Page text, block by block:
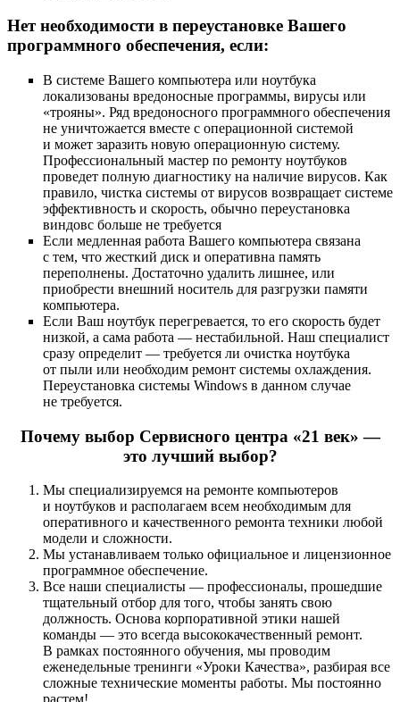
Нет необходимости в переустановке Вашего
программного обеспечения, если:
В системе Вашего компьютера или ноутбука
локализованы вредоносные программы, вирусы или
«трояны». Ряд вредоносного программного обеспечения
не уничтожается вместе с операционной системой
и может заразить новую операционную систему.
Профессиональный мастер по ремонту ноутбуков
проведет полную диагностику на наличие вирусов. Как
правило, чистка системы от вирусов возвращает системе
эффективность и скорость, обычно переустановка
виндовс больше не требуется
Если медленная работа Вашего компьютера связана
с тем, что жесткий диск и оперативна память
переполнены. Достаточно удалить лишнее, или
приобрести внешний носитель для разгрузки памяти
компьютера.
Если Ваш ноутбук перегревается, то его скорость будет
низкой, а сама работа — нестабильной. Наш специалист
сразу определит — требуется ли очистка ноутбука
от пыли или необходим ремонт системы охлаждения.
Переустановка системы Windows в данном случае
не требуется.
Почему выбор Сервисного центра «21 век» —
это лучший выбор?
Мы специализируемся на ремонте компьютеров
и ноутбуков и располагаем всем необходимым для
оперативного и качественного ремонта техники любой
модели и сложности.
Мы устанавливаем только официальное и лицензионное
программное обеспечение.
Все наши специалисты — профессионалы, прошедшие
тщательный отбор для того, чтобы занять свою
должность. Основа корпоративной этики нашей
команды — это всегда высококачественный ремонт.
В рамках постоянного обучения, мы проводим
еженедельные тренинги «Уроки Качества», разбирая все
сложные технические моменты работы. Мы постоянно